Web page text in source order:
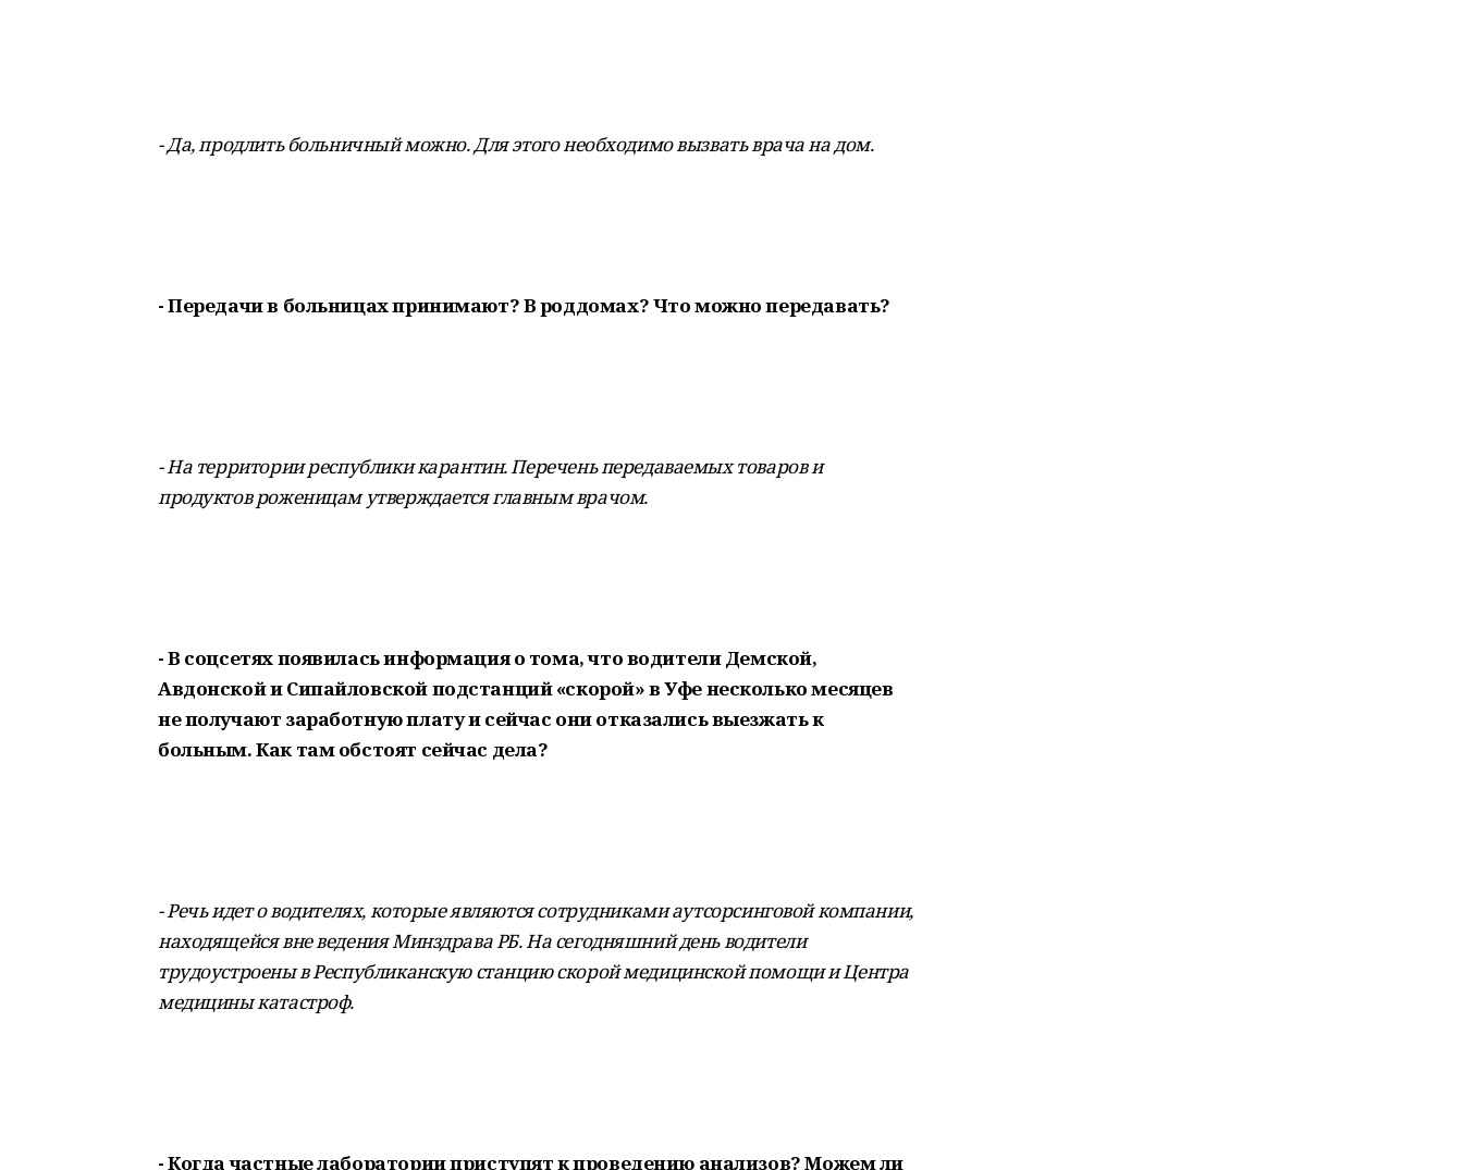
- Да, продлить больничный можно. Для этого необходимо вызвать врача на дом.
- Передачи в больницах принимают? В роддомах? Что можно передавать?
- На территории республики карантин. Перечень передаваемых товаров и
продуктов роженицам утверждается главным врачом.
- В соцсетях появилась информация о тома, что водители Демской,
Авдонской и Сипайловской подстанций «скорой» в Уфе несколько месяцев
не получают заработную плату и сейчас они отказались выезжать к
больным. Как там обстоят сейчас дела?
- Речь идет о водителях, которые являются сотрудниками аутсорсинговой компании,
находящейся вне ведения Минздрава РБ. На сегодняшний день водители
трудоустроены в Республиканскую станцию скорой медицинской помощи и Центра
медицины катастроф.
- Когда частные лаборатории приступят к проведению анализов? Можем ли